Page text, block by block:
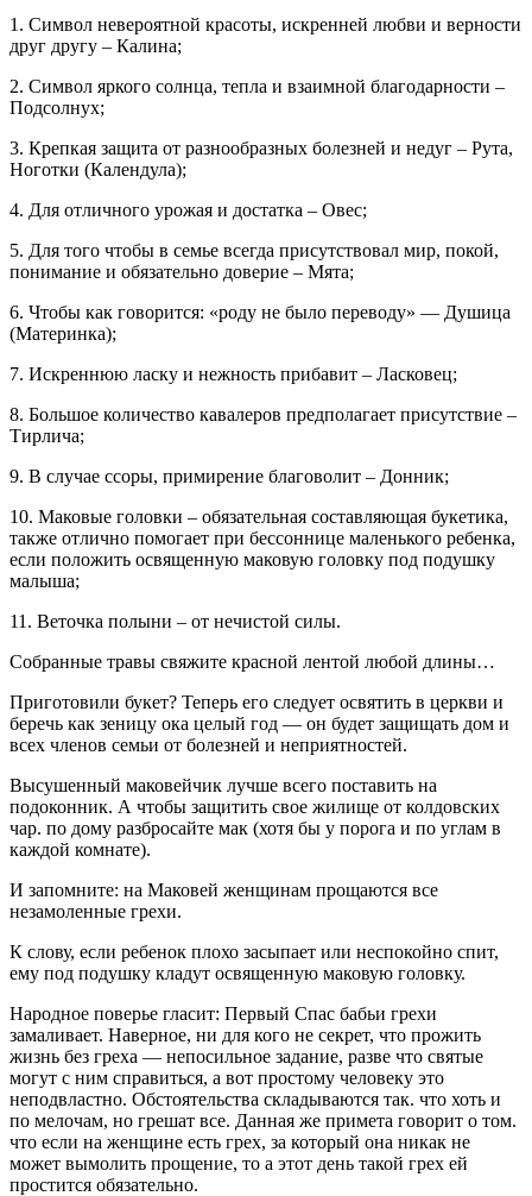
1. Символ невероятной красоты, искренней любви и верности
друг другу – Калина;
2. Символ яркого солнца, тепла и взаимной благодарности –
Подсолнух;
3. Крепкая защита от разнообразных болезней и недуг – Рута,
Ноготки (Календула);
4. Для отличного урожая и достатка – Овес;
5. Для того чтобы в семье всегда присутствовал мир, покой,
понимание и обязательно доверие – Мята;
6. Чтобы как говорится: «роду не было переводу» — Душица
(Материнка);
7. Искреннюю ласку и нежность прибавит – Ласковец;
8. Большое количество кавалеров предполагает присутствие –
Тирлича;
9. В случае ссоры, примирение благоволит – Донник;
10. Маковые головки – обязательная составляющая букетика,
также отлично помогает при бессоннице маленького ребенка,
если положить освященную маковую головку под подушку
малыша;
11. Веточка полыни – от нечистой силы.
Собранные травы свяжите красной лентой любой длины…
Приготовили букет? Теперь его следует освятить в церкви и
беречь как зеницу ока целый год — он будет защищать дом и
всех членов семьи от болезней и неприятностей.
Высушенный маковейчик лучше всего поставить на
подоконник. А чтобы защитить свое жилище от колдовских
чар. по дому разбросайте мак (хотя бы у порога и по углам в
каждой комнате).
И запомните: на Маковей женщинам прощаются все
незамоленные грехи.
К слову, если ребенок плохо засыпает или неспокойно спит,
ему под подушку кладут освященную маковую головку.
Народное поверье гласит: Первый Спас бабьи грехи
замаливает. Наверное, ни для кого не секрет, что прожить
жизнь без греха — непосильное задание, разве что святые
могут с ним справиться, а вот простому человеку это
неподвластно. Обстоятельства складываются так. что хоть и
по мелочам, но грешат все. Данная же примета говорит о том.
что если на женщине есть грех, за который она никак не
может вымолить прощение, то а этот день такой грех ей
простится обязательно.